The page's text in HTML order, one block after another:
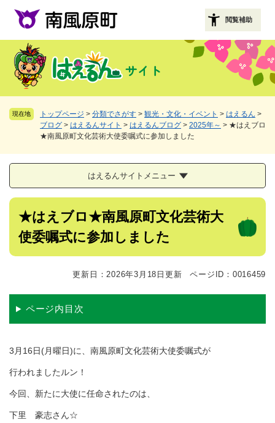
す
閲覧補助
現在地 トップページ > 分類でさがす > 観光・文化・イベント > はえるん >
ブログ > はえるんサイト > はえるんブログ > 2025年～ > ★はえブロ
★南風原町文化芸術大使委嘱式に参加しました
はえるんサイトメニュー
本
★はえブロ★南風原町文化芸術大
使委嘱式に参加しました
更新日：2026年3月18日更新 ページID：0016459
ページ内目次
3月16日(月曜日)に、南風原町文化芸術大使委嘱式が
行われましたルン！
今回、新たに大使に任命されたのは、
下里 豪志さん☆